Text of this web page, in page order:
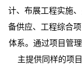
计、布展工程实施
备供应、工程综合
体系。通过项目管
主提供同样的项